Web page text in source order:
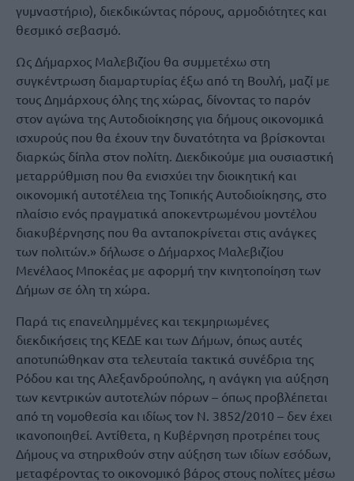
γυμναστήριο), διεκδικώντας πόρους, αρμοδιότητες και
θεσμικό σεβασμό.
Ως Δήμαρχος Μαλεβιζίου θα συμμετέχω στη
συγκέντρωση διαμαρτυρίας έξω από τη Βουλή, μαζί με
τους Δημάρχους όλης της χώρας, δίνοντας το παρόν
στον αγώνα της Αυτοδιοίκησης για δήμους οικονομικά
ισχυρούς που θα έχουν την δυνατότητα να βρίσκονται
διαρκώς δίπλα στον πολίτη. Διεκδικούμε μια ουσιαστική
μεταρρύθμιση που θα ενισχύει την διοικητική και
οικονομική αυτοτέλεια της Τοπικής Αυτοδιοίκησης, στο
πλαίσιο ενός πραγματικά αποκεντρωμένου μοντέλου
διακυβέρνησης που θα ανταποκρίνεται στις ανάγκες
των πολιτών.» δήλωσε ο Δήμαρχος Μαλεβιζίου
Μενέλαος Μποκέας με αφορμή την κινητοποίηση των
Δήμων σε όλη τη χώρα.
Παρά τις επανειλημμένες και τεκμηριωμένες
διεκδικήσεις της ΚΕΔΕ και των Δήμων, όπως αυτές
αποτυπώθηκαν στα τελευταία τακτικά συνέδρια της
Ρόδου και της Αλεξανδρούπολης, η ανάγκη για αύξηση
των κεντρικών αυτοτελών πόρων – όπως προβλέπεται
από τη νομοθεσία και ιδίως τον Ν. 3852/2010 – δεν έχει
ικανοποιηθεί. Αντίθετα, η Κυβέρνηση προτρέπει τους
Δήμους να στηριχθούν στην αύξηση των ιδίων εσόδων,
μεταφέροντας το οικονομικό βάρος στους πολίτες μέσω